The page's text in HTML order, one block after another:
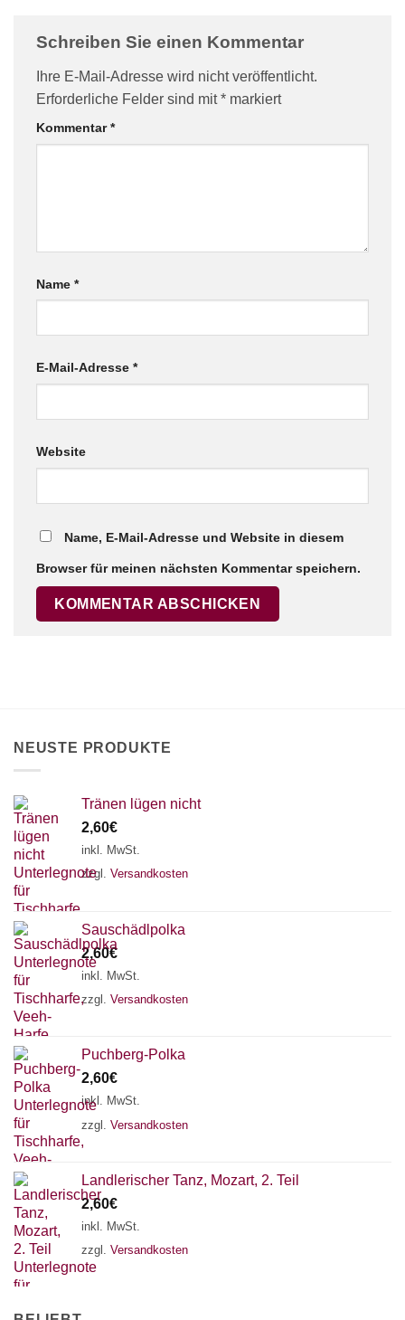
Schreiben Sie einen Kommentar
Ihre E-Mail-Adresse wird nicht veröffentlicht.
Erforderliche Felder sind mit* markiert
Kommentar*
Name *
E-Mail-Adresse *
Website
Name, E-Mail-Adresse und Website in diesem
Browser für meinen nächsten Kommentar speichern.
NEUSTE PRODUKTE
Tränen lügen nicht
2,60€
inkl. MwSt.
zzgl. Versandkosten
Sauschädlpolka
2,60€
inkl. MwSt.
zzgl. Versandkosten
Puchberg-Polka
2,60€
inkl. MwSt.
zzgl. Versandkosten
Landlerischer Tanz, Mozart, 2. Teil
2,60€
inkl. MwSt.
zzgl. Versandkosten
Chat Support ×